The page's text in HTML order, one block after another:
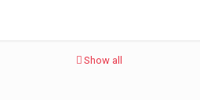
Show all